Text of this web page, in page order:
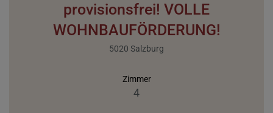
provisionsfrei! VOLLE
WOHNBAUFÖRDERUNG!
5020 Salzburg
Zimmer
4